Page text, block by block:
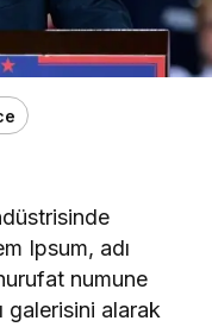
Ipsum, adı
numune
galerisini alarak